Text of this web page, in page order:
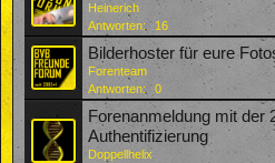
Heinerich
Antworten:
16
Bilderhoster für eure
Forenteam
Antworten:
0
Forenanmeldung mit der
Authentifizierung
Doppellhelix